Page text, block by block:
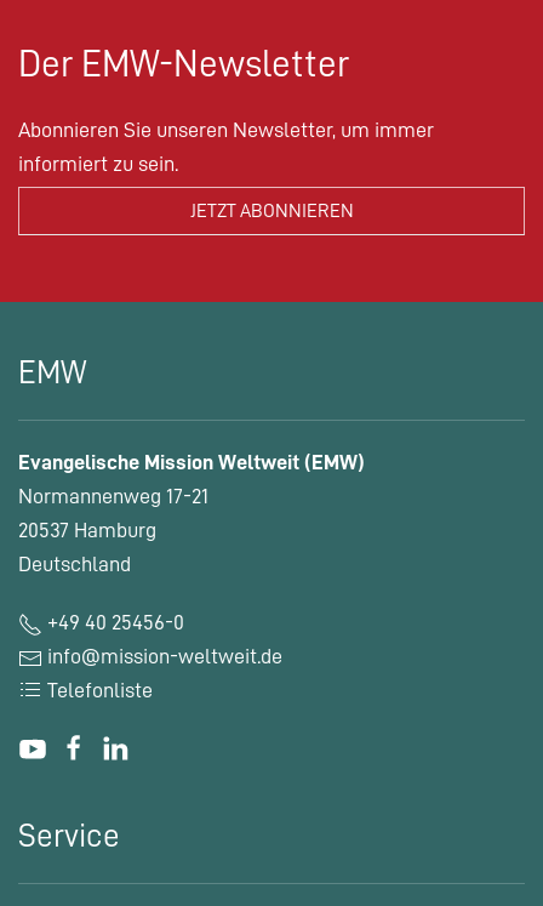
Der EMW-Newsletter
Abonnieren Sie unseren Newsletter, um immer
informiert zu sein.
EMW
Evangelische Mission Weltweit (EMW)
Normannenweg 17-21
20537 Hamburg
Deutschland
+49 40 25456-0
info@mission-weltweit.de
Telefonliste
Service